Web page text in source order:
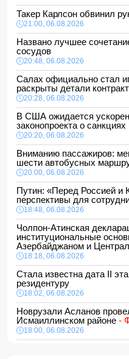
Такер Карлсон обвинил
21:00, 06.08.2026
Названо лучшее
сосудов
20:48, 06.08.2026
Салах официально стал
раскрыты детали
20:28, 06.08.2026
В США ожидается
законопроекта о
20:20, 06.08.2026
Вниманию пассажиров:
шести автобусных
20:00, 06.08.2026
Путин: «Перед Россией и
перспективы для
18:48, 06.08.2026
Чолпон-Атинская
институциональные
Азербайджаном и
18:18, 06.08.2026
Стала известна дата II
резидентуру
18:02, 06.08.2026
Новрузали Асланов
Исмаиллинском районе -
18:00, 06.08.2026